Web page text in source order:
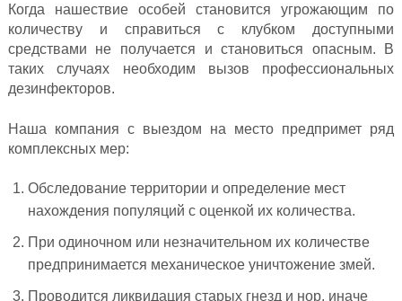
Когда нашествие особей становится угрожающим по
количеству и справиться с клубком доступными
средствами не получается и становиться опасным. В
таких случаях необходим вызов профессиональных
дезинфекторов.
Наша компания с выездом на место предпримет ряд
комплексных мер:
Обследование территории и определение мест
нахождения популяций с оценкой их количества.
При одиночном или незначительном их количестве
предпринимается механическое уничтожение змей.
Проводится ликвидация старых гнезд и нор, иначе